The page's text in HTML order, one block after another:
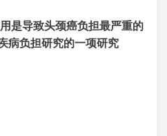
是导致头颈癌负担最严重的
病负担研究的一项研究